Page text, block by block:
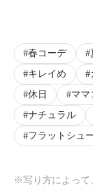
春コーデ
キレイめ
休日
ママ
ナチュラル
フラットシュ
※写り方によって